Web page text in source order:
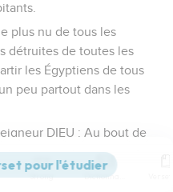
plus nu de tous les
détruites de toutes les
les Égyptiens de tous
peu partout dans les
DIEU : Au bout de
du milieu des peuples
Strong